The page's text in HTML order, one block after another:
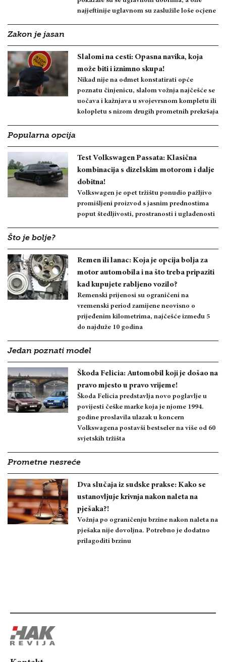
najjeftinije uglavnom su zaslužile loše ocjene
Zakon je jasan
Slalomi na cesti: Opasna navika, koja
može biti i iznimno skupa!
Nikad nije na odmet konstatirati opće
poznatu činjenicu, slalom vožnja najčešće se
uočava i kažnjava u svojevrsnom kompletu ili
kolopletu s nizom drugih prometnih prekršaja
Popularna opcija
Test Volkswagen Passata: Klasična
kombinacija s dizelskim motorom i dalje
dobitna!
Volkswagen je opet tržištu ponudio pažljivo
promišljeni proizvod s jasnim prednostima
poput štedljivosti, prostranosti i uglađenosti
Što je bolje?
Remen ili lanac: Koja je opcija bolja za
motor automobila i na što treba pripaziti
kad kupujete rabljeno vozilo?
Remenski prijenosi su ograničeni na
vremenski period zamijene neovisno o
prijeđenim kilometrima, najčešće između 5
do najduže 10 godina
Jedan poznati model
Škoda Felicia: Automobil koji je došao na
pravo mjesto u pravo vrijeme!
Škoda Felicia predstavlja novo poglavlje u
povijesti češke marke koja je njome 1994.
godine proslavila ulazak u koncern
Volkswagena postavši bestseler na više od 60
svjetskih tržišta
Prometne nesreće
Dva slučaja iz sudske prakse: Kako se
ustanovljuje krivnja nakon naleta na
pješaka?!
Vožnja po ograničenju brzine nakon naleta na
pješaka nije dovoljna. Potrebno je dodatno
prilagoditi brzinu